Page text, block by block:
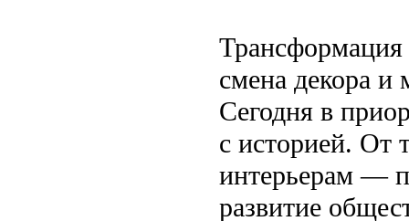
Трансформация
смена декора и
Сегодня в
с историей. От
интерьерам —
развитие